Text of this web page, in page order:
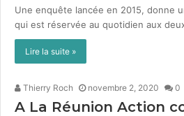
Une enquête lancée en 2015, donne
qui est réservée au quo­ti­di­en aux
Lire la suite »
Thierry Roch novembre 2, 2020 0
A La Réunion Action